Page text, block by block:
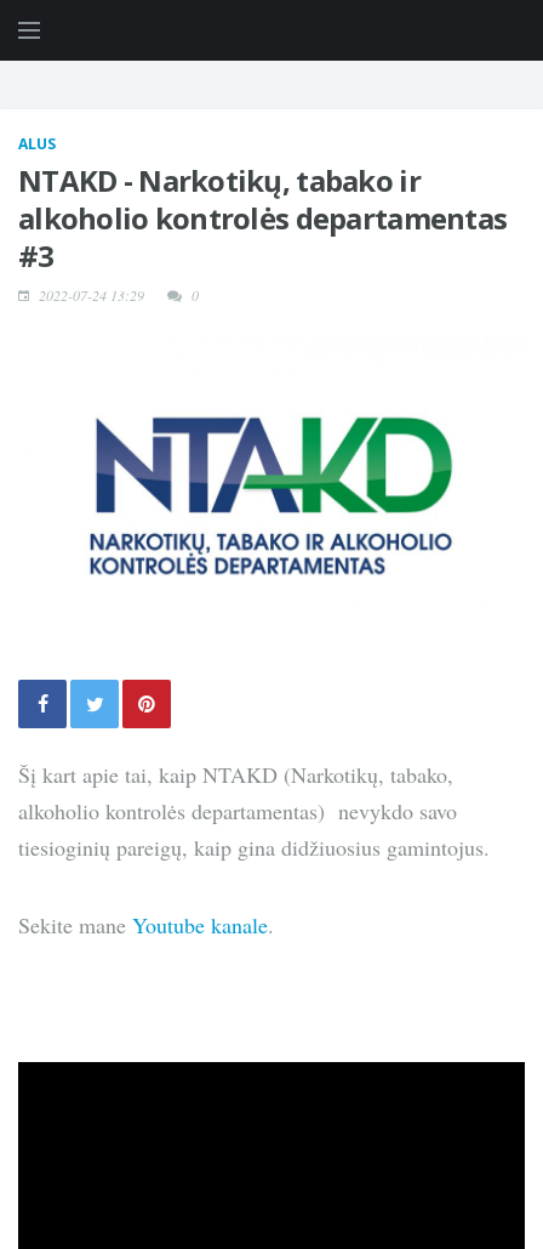
ALUS
NTAKD - Narkotikų, tabako ir
alkoholio kontrolės departamentas
#3
2022-07-24 13:29 0
Šį kart apie tai, kaip NTAKD (Narkotikų, tabako,
alkoholio kontrolės departamentas) nevykdo savo
tiesioginių pareigų, kaip gina didžiuosius gamintojus.
Sekite mane Youtube kanale.